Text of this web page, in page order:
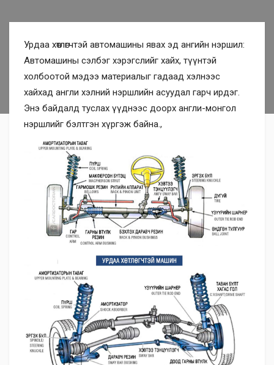
Урдаа хөтлөгчтэй автомашины явах эд ангийн нэршил:
Автомашины сэлбэг хэрэгслийг хайх, түүнтэй
холбоотой мэдээ материалыг гадаад хэлнээс
хайхад англи хэлний нэршлийн асуудал гарч ирдэг.
Энэ байдалд туслах үүднээс доорх англи-монгол
нэршлийг бэлтгэн хүргэж байна.,